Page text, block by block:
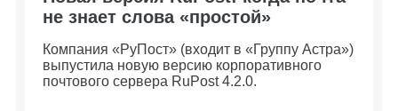
не знает слова «простой»
Компания «РуПост» (входит в «Группу Астра»)
выпустила новую версию корпоративного
почтового сервера RuPost 4.2.0.